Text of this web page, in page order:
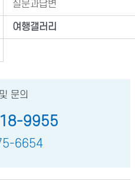
질문과답변
여행갤러리
문의
9955
6654